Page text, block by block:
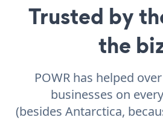
Trusted by
the
POWR has helped
businesses on
(besides Antarctica,